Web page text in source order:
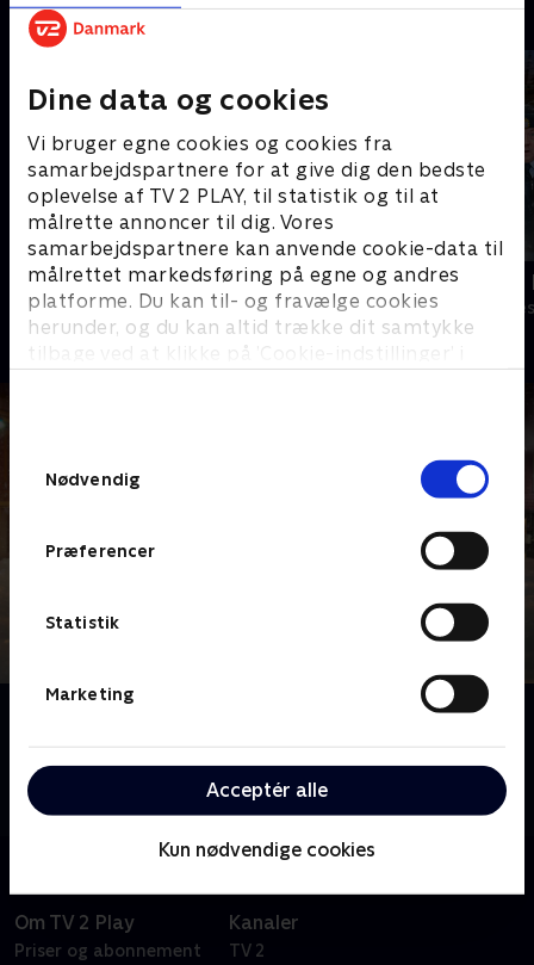
Dine data og cookies
Vi bruger egne cookies og cookies fra
samarbejdspartnere for at give dig den bedste
oplevelse af TV 2 PLAY, til statistik og til at
målrette annoncer til dig. Vores
samarbejdspartnere kan anvende cookie-data til
målrettet markedsføring på egne og andres
platforme. Du kan til- og fravælge cookies
herunder, og du kan altid trække dit samtykke
tilbage ved at klikke på ’Cookie-indstillinger’ i
Nødvendig
Præferencer
Statistik
Marketing
Acceptér alle
Kun nødvendige cookies
Andre så også
Grethe
Komedie • 1 sæsoner
LasseMajas
Komedie • 1
Om LasseMajas Detektivbureau (dansk tale)
Willis populære bøger. Anders Jansson spiller rollen
som Vestervomstrups politimester.
Om TV 2 Play
Priser og abonnement
Kanaler
TV 2